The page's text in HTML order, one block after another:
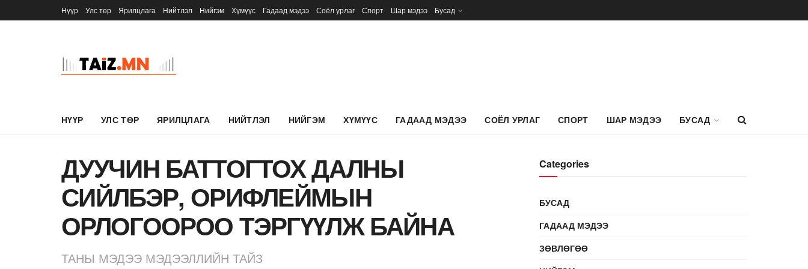
Нүүр Улс төр Ярилцлага Нийтлэл Нийгэм Хүмүүс Гадаад мэдээ Соёл урлаг Спорт Шар мэдээ Бусад
НҮҮР УЛС ТӨР ЯРИЛЦЛАГА НИЙТЛЭЛ НИЙГЭМ ХҮМҮҮС ГАДААД МЭДЭЭ СОЁЛ УРЛАГ СПОРТ ШАР МЭДЭЭ БУСАД
ДУУЧИН БАТТОГТОХ ДАЛНЫ
СИЙЛБЭР, ОРИФЛЕЙМЫН
ОРЛОГООРОО ТЭРГҮҮЛЖ БАЙНА
ТАНЫ МЭДЭЭ МЭДЭЭЛЛИЙН ТАЙЗ
Categories
БУСАД
ГАДААД МЭДЭЭ
ЗӨВЛӨГӨӨ